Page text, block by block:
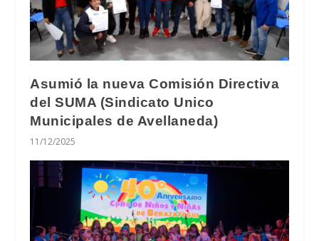
Asumió la nueva Comisión Directiva
del SUMA (Sindicato Unico
Municipales de Avellaneda)
11/12/2025